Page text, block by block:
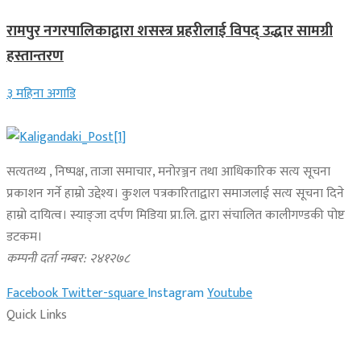
रामपुर नगरपालिकाद्वारा शसस्त्र प्रहरीलाई विपद् उद्धार सामग्री
हस्तान्तरण
३ महिना अगाडि
सत्यतथ्य , निष्पक्ष, ताजा समाचार, मनोरञ्जन तथा आधिकारिक सत्य सूचना
प्रकाशन गर्ने हाम्रो उद्देश्य। कुशल पत्रकारिताद्वारा समाजलाई सत्य सूचना दिने
हाम्रो दायित्व। स्याङ्जा दर्पण मिडिया प्रा.लि. द्वारा संचालित कालीगण्डकी पोष्ट
डटकम।
कम्पनी दर्ता नम्बर: २४१२७८
FacebookTwitter-squareInstagramYoutube
Quick Links